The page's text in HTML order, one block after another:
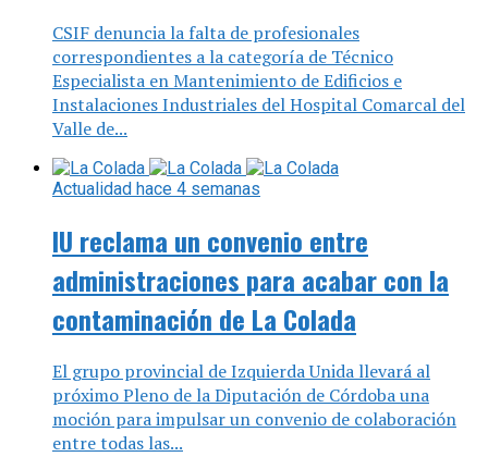
CSIF denuncia la falta de profesionales
correspondientes a la categoría de Técnico
Especialista en Mantenimiento de Edificios e
Instalaciones Industriales del Hospital Comarcal del
Valle de...
Actualidad hace 4 semanas
IU reclama un convenio entre
administraciones para acabar con la
contaminación de La Colada
El grupo provincial de Izquierda Unida llevará al
próximo Pleno de la Diputación de Córdoba una
moción para impulsar un convenio de colaboración
entre todas las...